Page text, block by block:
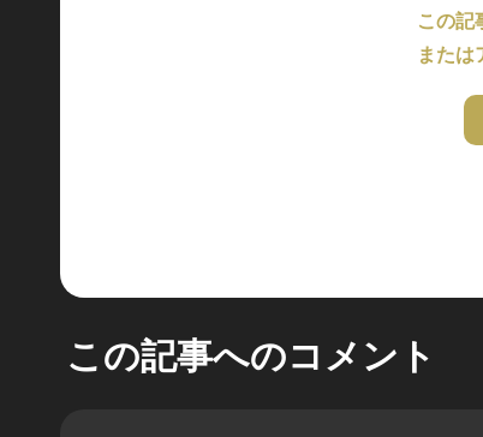
この記
また
この記事へのコメント